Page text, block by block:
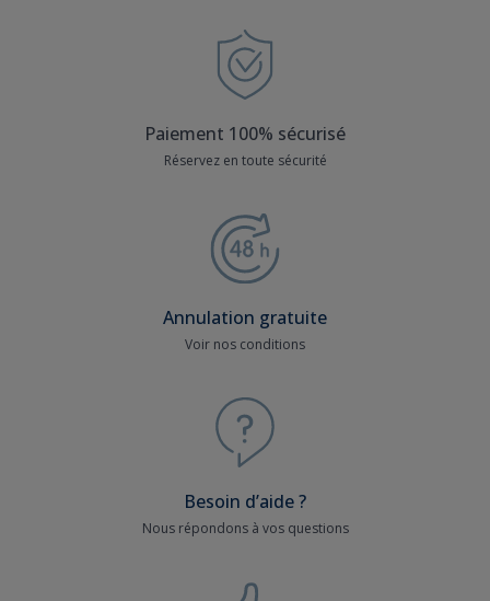
Paiement 100% sécurisé
Réservez en toute sécurité
Annulation gratuite
Voir nos conditions
Besoin d’aide ?
Nous répondons à vos questions